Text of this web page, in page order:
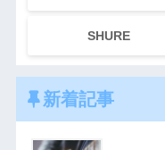
SHURE
新着記事